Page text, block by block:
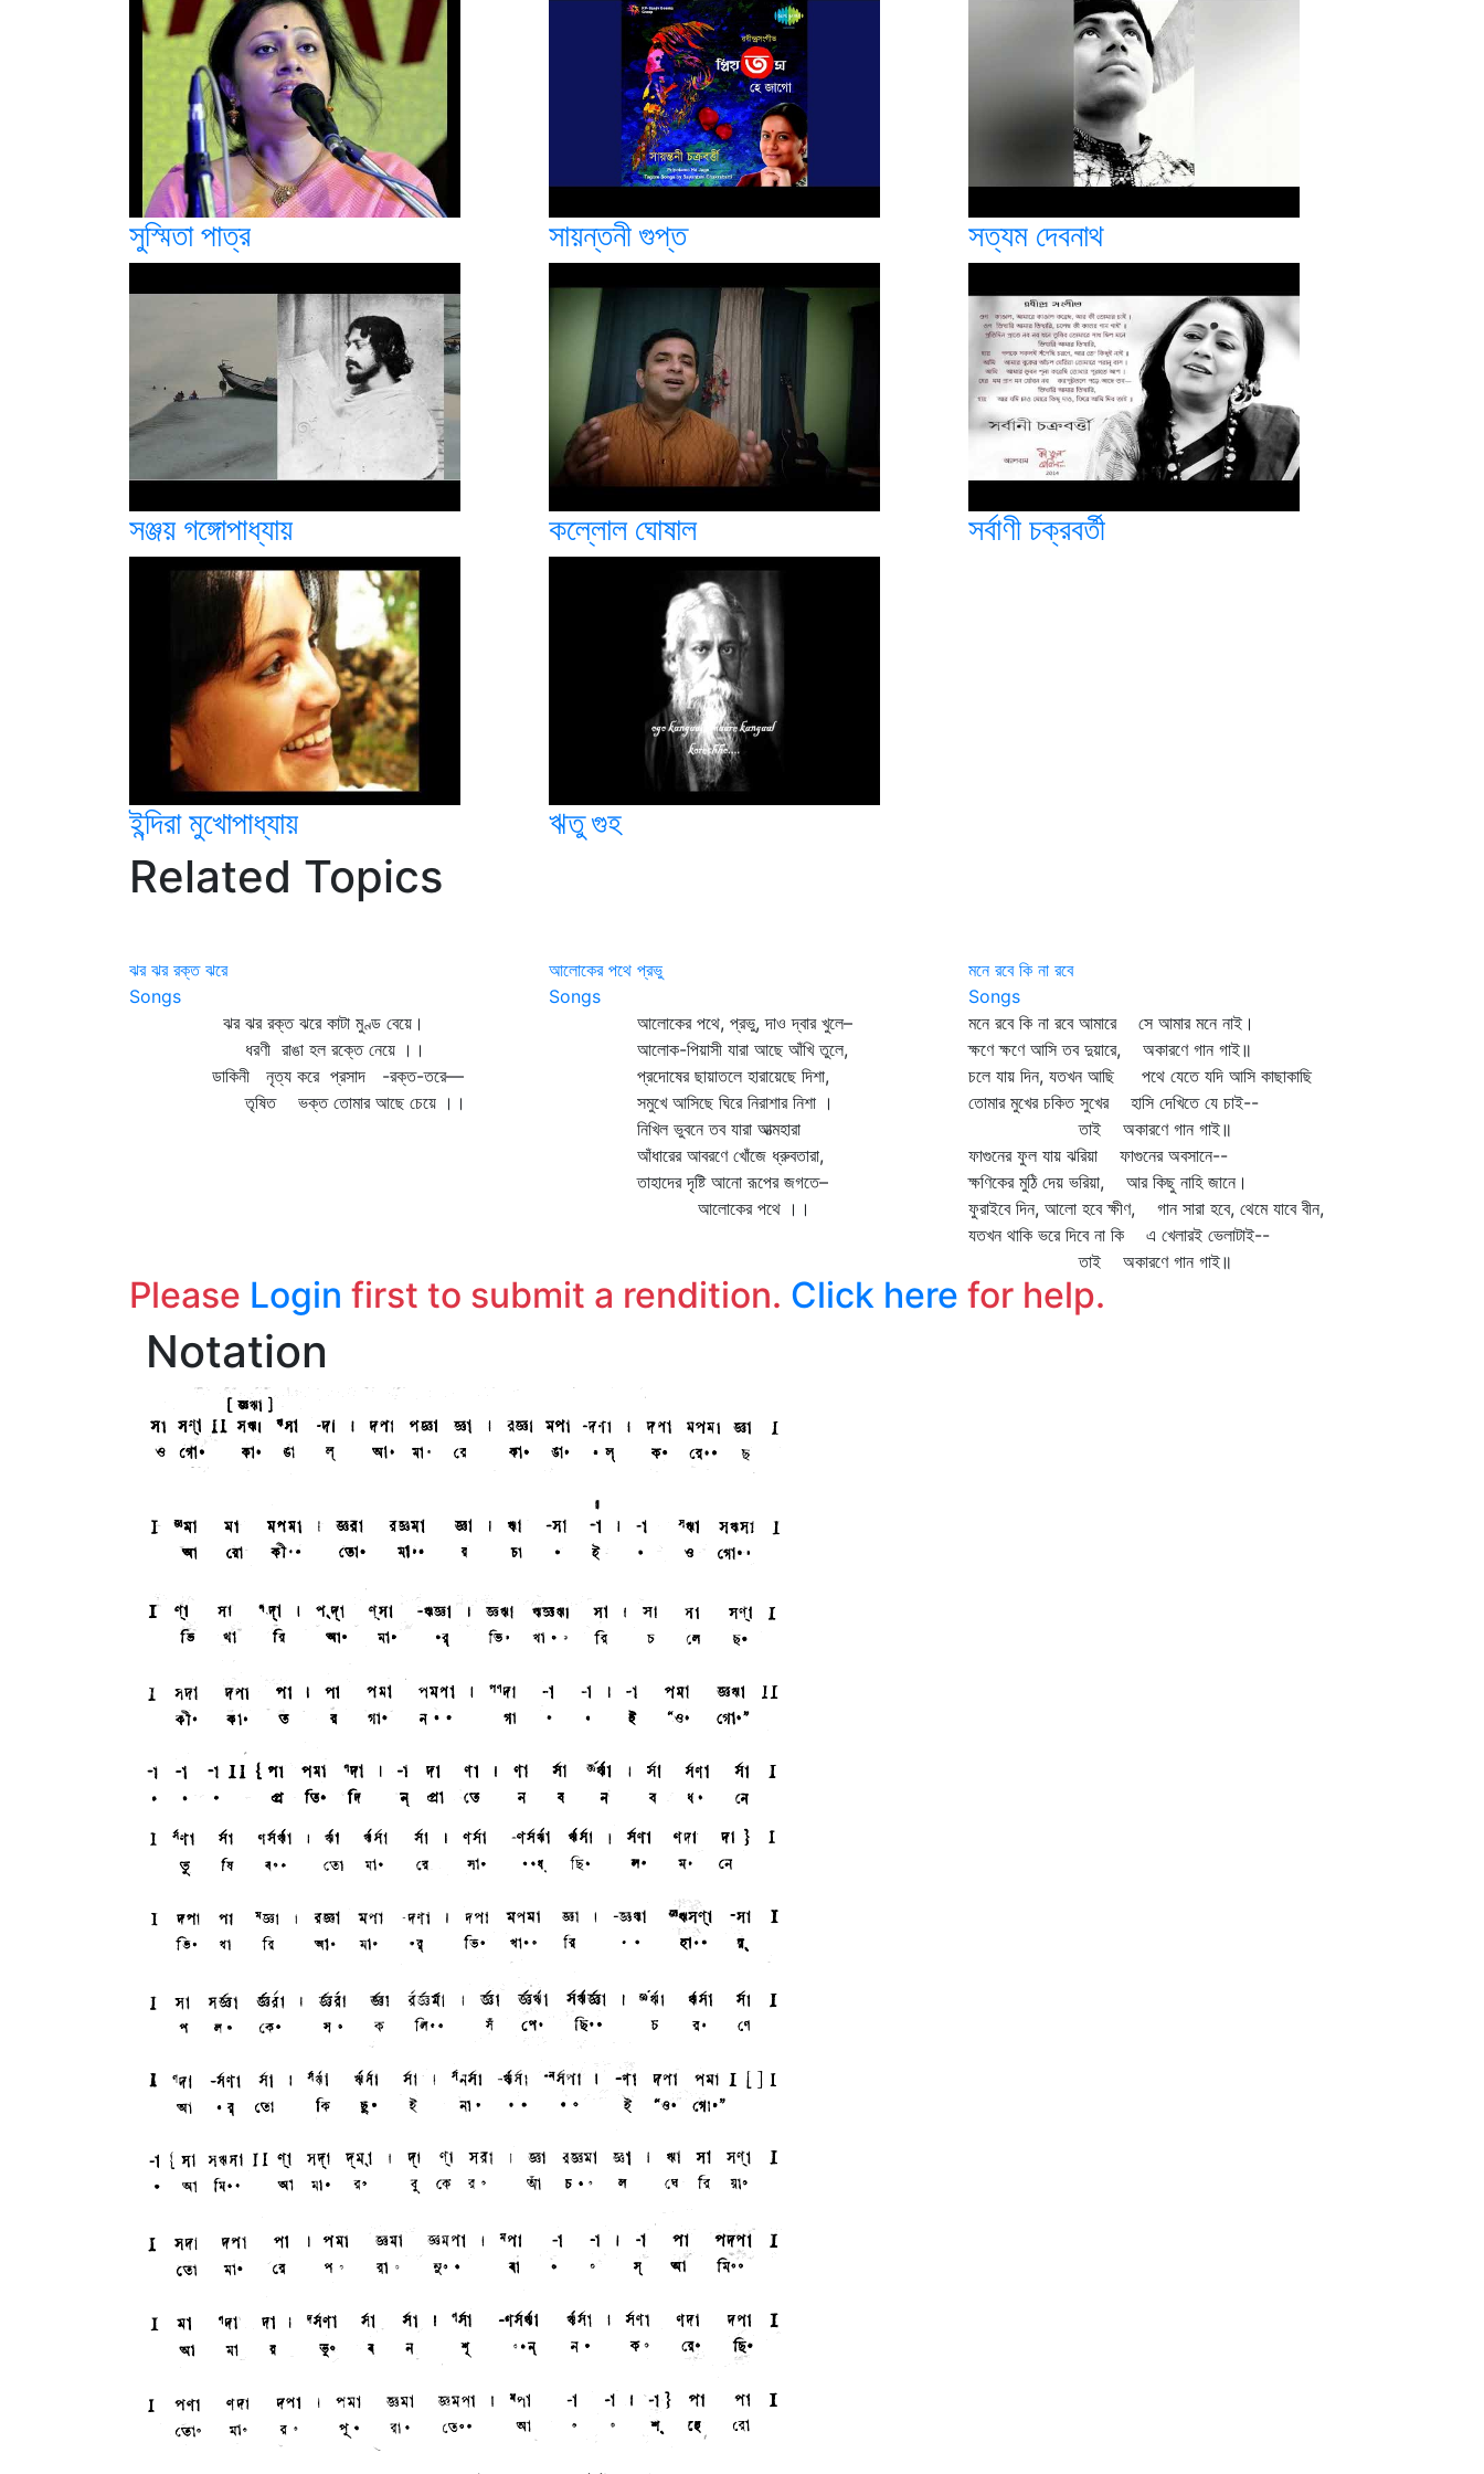
সুস্মিতা পাত্র সায়ন্তনী গুপ্ত সত্যম দেবনাথ
সঞ্জয় গঙ্গোপাধ্যায় কল্লোল ঘোষাল সর্বাণী চক্রবর্তী
ইন্দিরা মুখোপাধ্যায় ঋতু গুহ
Related Topics
ঝর ঝর রক্ত ঝরে
Songs
ঝর ঝর রক্ত ঝরে কাটা মুণ্ড বেয়ে।
ধরণী রাঙা হল রক্তে নেয়ে ।।
ডাকিনী নৃত্য করে প্রসাদ -রক্ত-তরে—
তৃষিত ভক্ত তোমার আছে চেয়ে ।।
আলোকের পথে প্রভু
Songs
আলোকের পথে, প্রভু, দাও দ্বার খুলে–
আলোক-পিয়াসী যারা আছে আঁখি তুলে,
প্রদোষের ছায়াতলে হারায়েছে দিশা,
সমুখে আসিছে ঘিরে নিরাশার নিশা ।
নিখিল ভুবনে তব যারা আত্মহারা
আঁধারের আবরণে খোঁজে ধ্রুবতারা,
তাহাদের দৃষ্টি আনো রূপের জগতে–
আলোকের পথে ।।
মনে রবে কি না রবে
Songs
মনে রবে কি না রবে আমারে সে আমার মনে নাই।
ক্ষণে ক্ষণে আসি তব দুয়ারে, অকারণে গান গাই॥
চলে যায় দিন, যতখন আছি পথে যেতে যদি আসি কাছাকাছি
তোমার মুখের চকিত সুখের হাসি দেখিতে যে চাই--
তাই অকারণে গান গাই॥
ফাগুনের ফুল যায় ঝরিয়া ফাগুনের অবসানে--
ক্ষণিকের মুঠি দেয় ভরিয়া, আর কিছু নাহি জানে।
ফুরাইবে দিন, আলো হবে ক্ষীণ, গান সারা হবে, থেমে যাবে বীন,
যতখন থাকি ভরে দিবে না কি এ খেলারই ভেলাটাই--
তাই অকারণে গান গাই॥
Please Login first to submit a rendition. Click here for help.
Notation